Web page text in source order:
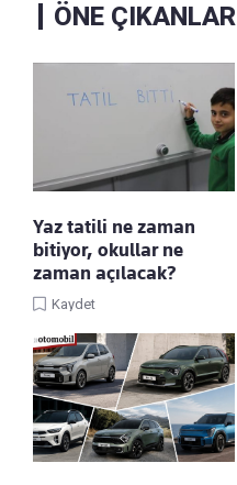
ÖNE ÇIKANLAR
Yaz tatili ne zaman
bitiyor, okullar ne
zaman açılacak?
Kaydet